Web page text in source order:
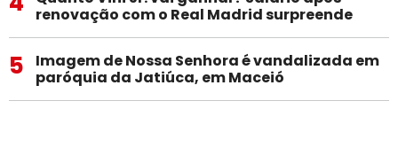
renovação com o Real Madrid surpreende
5
Imagem de Nossa Senhora é vandalizada em
paróquia da Jatiúca, em Maceió